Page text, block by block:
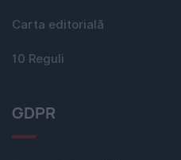
Carta editorială
10 Reguli
GDPR